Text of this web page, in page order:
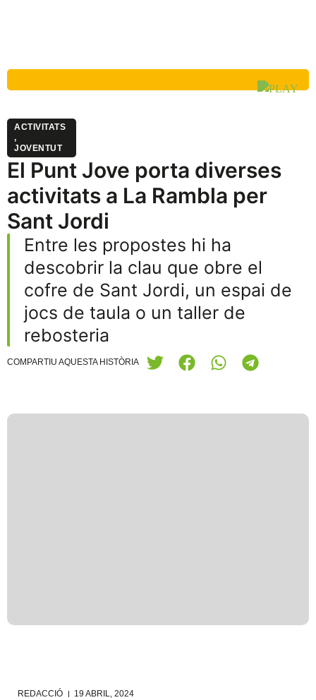
ACTIVITATS
,
JOVENTUT
El Punt Jove porta diverses
activitats a La Rambla per
Sant Jordi
Entre les propostes hi ha
descobrir la clau que obre el
cofre de Sant Jordi, un espai de
jocs de taula o un taller de
rebosteria
COMPARTIU AQUESTA HISTÒRIA
REDACCIÓ 19 ABRIL, 2024